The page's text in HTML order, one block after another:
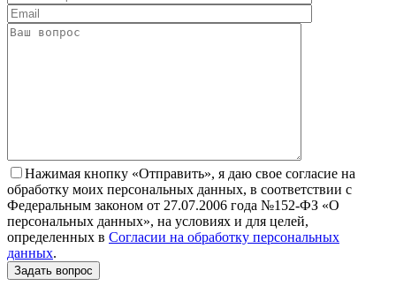
Нажимая кнопку «Отправить», я даю свое согласие на
обработку моих персональных данных, в соответствии с
Федеральным законом от 27.07.2006 года №152-ФЗ «О
персональных данных», на условиях и для целей,
определенных в Согласии на обработку персональных
данных.